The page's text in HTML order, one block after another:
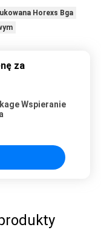
Horexs Bga
za
Wspieranie